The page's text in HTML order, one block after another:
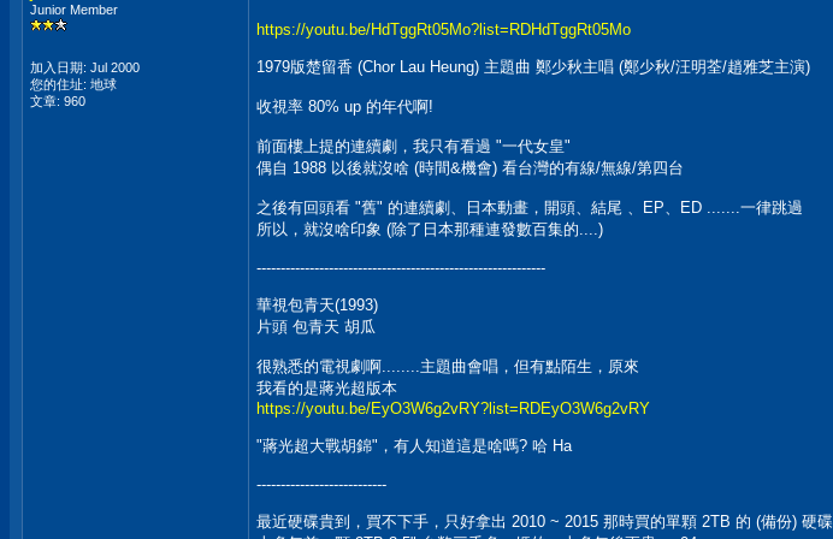
Junior Member
加入日期: Jul 2000
您的住址: 地球
文章: 960
https://youtu.be/HdTggRt05Mo?list=RDHdTggRt05Mo
1979版楚留香 (Chor Lau Heung) 主題曲 鄭少秋主唱 (鄭少秋/汪明荃/趙雅芝主演)
收視率 80% up 的年代啊!
前面樓上提的連續劇，我只有看過 "一代女皇"
偶自 1988 以後就沒啥 (時間&機會) 看台灣的有線/無線/第四台
之後有回頭看 "舊" 的連續劇、日本動畫，開頭、結尾 、EP、ED .......一律跳過
所以，就沒啥印象 (除了日本那種連發數百集的....)
------------------------------------------------------------
華視包青天(1993)
片頭 包青天 胡瓜
很熟悉的電視劇啊........主題曲會唱，但有點陌生，原來
我看的是蔣光超版本
https://youtu.be/EyO3W6g2vRY?list=RDEyO3W6g2vRY
"蔣光超大戰胡錦"，有人知道這是啥嗎? 哈 Ha
---------------------------
最近硬碟貴到，買不下手，只好拿出 2010 ~ 2015 那時買的單顆 2TB 的 (備份) 硬碟